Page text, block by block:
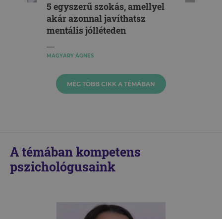
5 egyszerű szokás, amellyel
akár azonnal javíthatsz
mentális jólléteden
MAGYARY ÁGNES
MÉG TÖBB CIKK A TÉMÁBAN
A témában kompetens
pszichológusaink